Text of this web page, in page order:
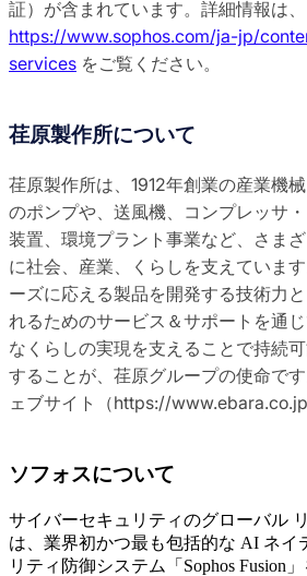
証）が含まれています。詳細情報は、
https://www.sophos.com/ja-jp/
services をご覧ください。
荏原製作所について
荏原製作所は、1912年創業の産業機
のポンプや、送風機、コンプレッサ
装置、環境プラント事業など、さま
に社会、産業、くらしを支えていま
ーズに応える製品を開発する技術力
れるためのサービス＆サポートを通
なくらしの実現を支えることで持続
することが、荏原グループの使命で
ェブサイト（https://
ソフォスについて
サイバーセキュリティのグローバル
は、業界初かつ最も包括的な AI ネイ
リティ防御システム「Sophos Fusion